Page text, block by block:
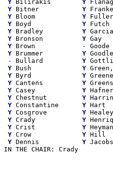
Y Bilirakis Y
Y Bitner Y
Y Bloom Y
Y Boyd Y
Y Bradley Y
Y Bronson Y
Y Brown            -
Y Brummer Y
- Bullard Y
Y Bush Y
Y Byrd Y
Y Cantens Y
Y Casey Y
Y Chestnut Y
Y Constantine Y
Y Cosgrove Y
Y Crady Y
Y Crist Y
Y Crow Y
Y Dennis Y